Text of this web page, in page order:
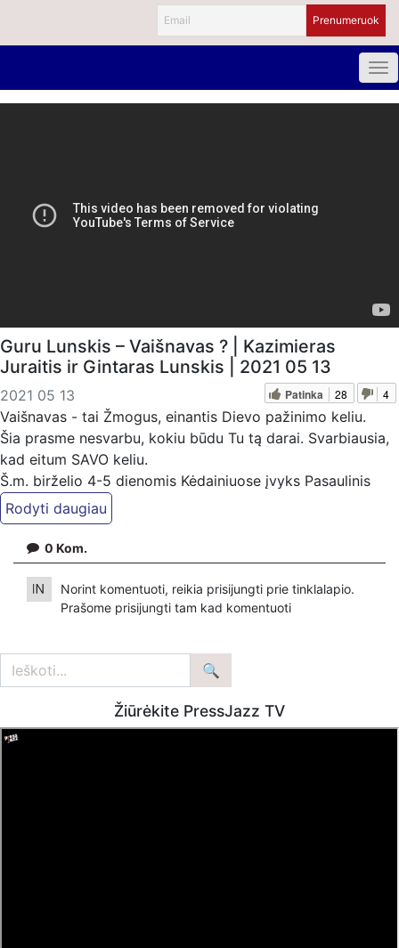
Guru Lunskis – Vaišnavas ? | Kazimieras
Juraitis ir Gintaras Lunskis | 2021 05 13
2021 05 13 Patinka 28 4
Vaišnavas - tai Žmogus, einantis Dievo pažinimo keliu.
Šia prasme nesvarbu, kokiu būdu Tu tą darai. Svarbiausia,
kad eitum SAVO keliu.
Š.m. birželio 4-5 dienomis Kėdainiuose įvyks Pasaulinis
Suverenų Kongresas ( I - oji sesija).
darbas Jums reikalingas, kviečiame paremti: Patreon
platformoje patreon.com/KazimierasJuraitis; Tiesiogiai
pervedant per PayPal paypal.me/PressJazzTV; Bankiniu
0 Kom.
Norint komentuoti, reikia prisijungti prie tinklalapio.
Prašome prisijungti tam kad komentuoti
Žiūrėkite PressJazz TV